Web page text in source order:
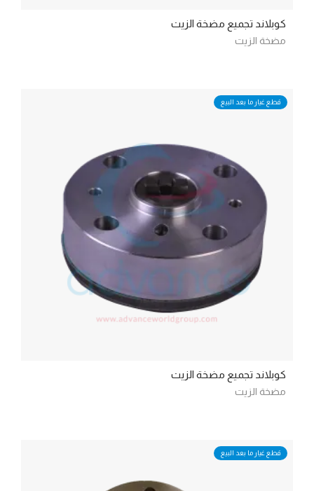
كوبلاند تجميع مضخة الزيت
مضخة الزيت
قطع غيار ما بعد البيع
كوبلاند تجميع مضخة الزيت
مضخة الزيت
قطع غيار ما بعد البيع